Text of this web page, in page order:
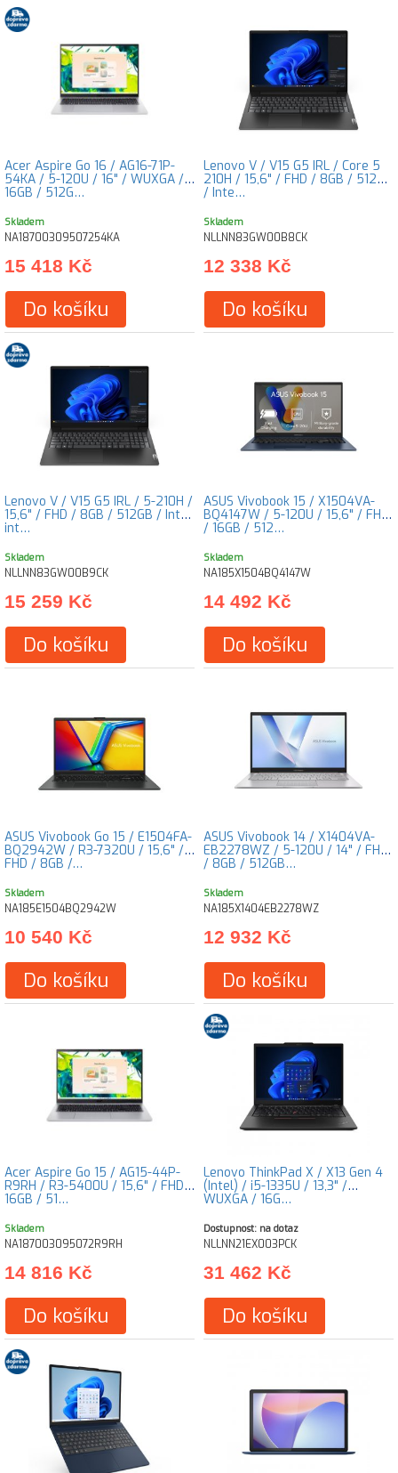
Acer Aspire Go 16 / AG16-71P-
54KA / 5-120U / 16" / WUXGA /
16GB / 512G…
Skladem
NA18700309507254KA
15 418 Kč
Do košíku
Lenovo V / V15 G5 IRL / Core 5
210H / 15,6" / FHD / 8GB / 512GB
/ Inte…
Skladem
NLLNN83GW00B8CK
12 338 Kč
Do košíku
Lenovo V / V15 G5 IRL / 5-210H /
15,6" / FHD / 8GB / 512GB / Intel
int…
Skladem
NLLNN83GW00B9CK
15 259 Kč
Do košíku
ASUS Vivobook 15 / X1504VA-
BQ4147W / 5-120U / 15,6" / FHD
/ 16GB / 512…
Skladem
NA185X1504BQ4147W
14 492 Kč
Do košíku
ASUS Vivobook Go 15 / E1504FA-
BQ2942W / R3-7320U / 15,6" /
FHD / 8GB /…
Skladem
NA185E1504BQ2942W
10 540 Kč
Do košíku
ASUS Vivobook 14 / X1404VA-
EB2278WZ / 5-120U / 14" / FHD
/ 8GB / 512GB…
Skladem
NA185X1404EB2278WZ
12 932 Kč
Do košíku
Acer Aspire Go 15 / AG15-44P-
R9RH / R3-5400U / 15,6" / FHD /
16GB / 51…
Skladem
NA187003095072R9RH
14 816 Kč
Do košíku
Lenovo ThinkPad X / X13 Gen 4
(Intel) / i5-1335U / 13,3" /
WUXGA / 16G…
Dostupnost: na dotaz
NLLNN21EX003PCK
31 462 Kč
Do košíku